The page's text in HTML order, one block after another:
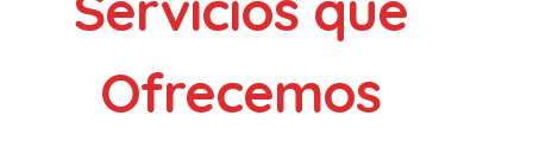
Ofrecemos